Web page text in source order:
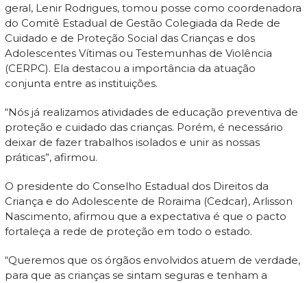
geral, Lenir Rodrigues, tomou posse como coordenadora
do Comitê Estadual de Gestão Colegiada da Rede de
Cuidado e de Proteção Social das Crianças e dos
Adolescentes Vítimas ou Testemunhas de Violência
(CERPC). Ela destacou a importância da atuação
conjunta entre as instituições.
“Nós já realizamos atividades de educação preventiva de
proteção e cuidado das crianças. Porém, é necessário
deixar de fazer trabalhos isolados e unir as nossas
práticas”, afirmou.
O presidente do Conselho Estadual dos Direitos da
Criança e do Adolescente de Roraima (Cedcar), Arlisson
Nascimento, afirmou que a expectativa é que o pacto
fortaleça a rede de proteção em todo o estado.
“Queremos que os órgãos envolvidos atuem de verdade,
para que as crianças se sintam seguras e tenham a